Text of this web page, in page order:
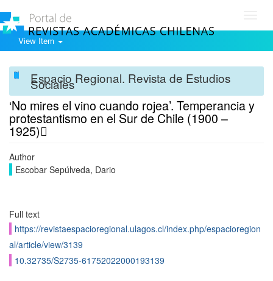
View Item
Espacio Regional. Revista de Estudios
Sociales
‘No mires el vino cuando rojea’. Temperancia y
protestantismo en el Sur de Chile (1900 –
1925)
Author
Escobar Sepúlveda, Dario
Full text
https://revistaespacioregional.ulagos.cl/index.php/espacioregion
al/article/view/3139
10.32735/S2735-61752022000193139